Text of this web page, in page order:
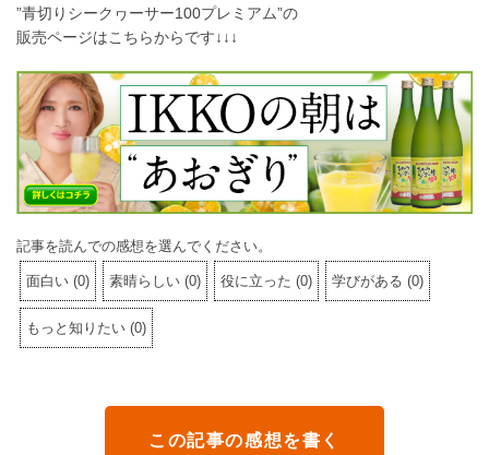
”青切りシークヮーサー100プレミアム”の
販売ページはこちらからです↓↓↓
記事を読んでの感想を選んでください。
面白い (0) 素晴らしい (0) 役に立った (0) 学びがある (0)
もっと知りたい (0)
この記事の感想を書く